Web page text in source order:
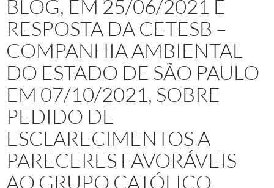
BLOG, EM 25/06/2021 E
RESPOSTA DA CETESB –
COMPANHIA AMBIENTAL
DO ESTADO DE SÃO PAULO
EM 07/10/2021, SOBRE
PEDIDO DE
ESCLARECIMENTOS A
PARECERES FAVORÁVEIS
AO GRUPO CATÓLICO,